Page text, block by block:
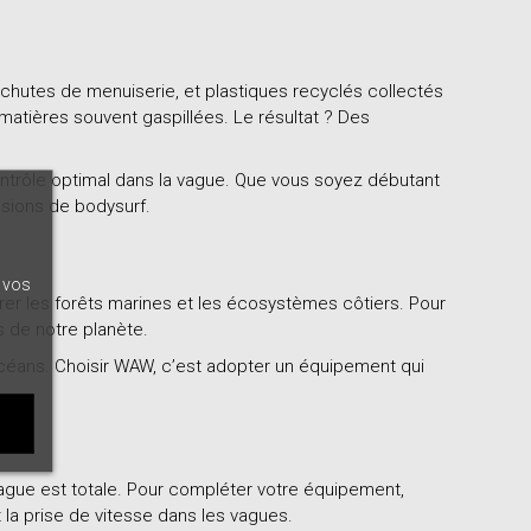
de menuiserie, et plastiques recyclés collectés
souvent gaspillées. Le résultat ? Des
optimal dans la vague. Que vous soyez débutant
de bodysurf.
les forêts marines et les écosystèmes côtiers. Pour
de notre planète.
Choisir WAW, c’est adopter un équipement qui
est totale. Pour compléter votre équipement,
prise de vitesse dans les vagues.
vos